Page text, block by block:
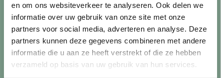
en om ons websiteverkeer te analyseren. Ook delen we
informatie over uw gebruik van onze site met onze
partners voor social media, adverteren en analyse. Deze
partners kunnen deze gegevens combineren met andere
informatie die u aan ze heeft verstrekt of die ze hebben
verzameld op basis van uw gebruik van hun services.
Veelgestelde vragen
Over TegelStore.nl
Contact
Algemene voorwaarden
Privacy Policy